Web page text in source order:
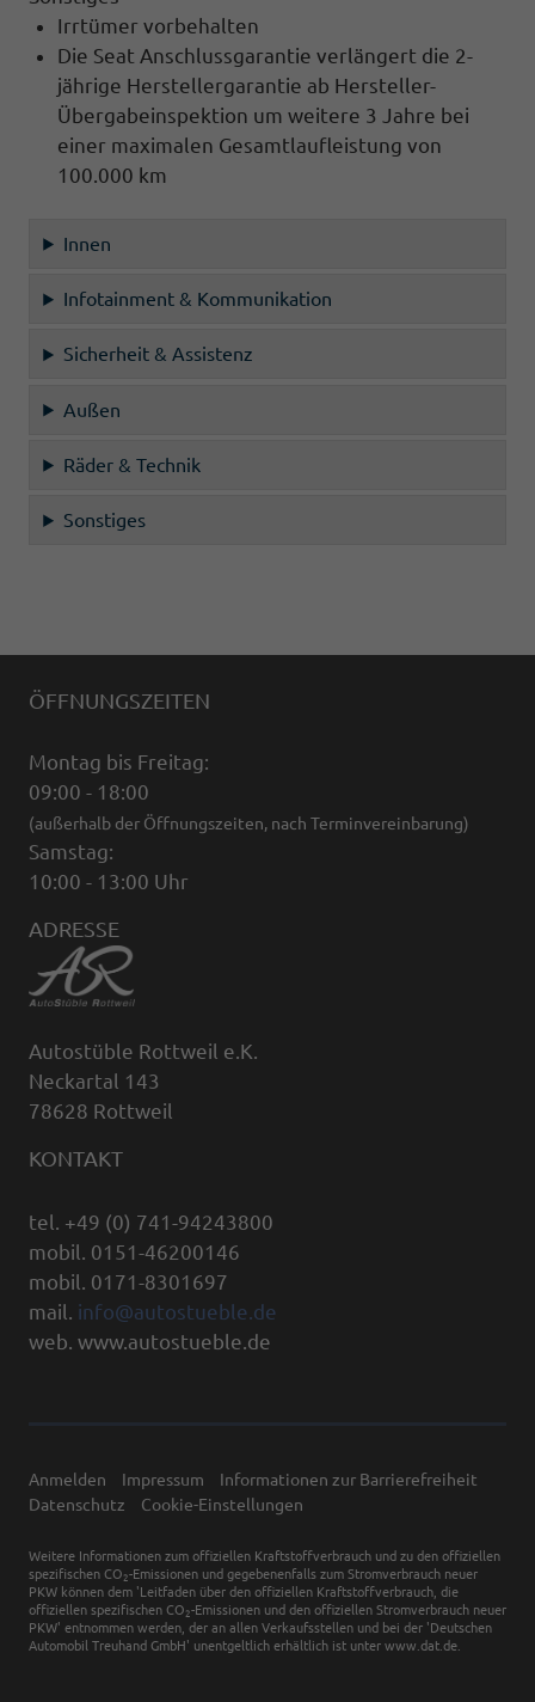
Irrtümer vorbehalten
Die Seat Anschlussgarantie verlängert die 2-
jährige Herstellergarantie ab Hersteller-
Übergabeinspektion um weitere 3 Jahre bei
einer maximalen Gesamtlaufleistung von
100.000 km
Innen
Infotainment & Kommunikation
Sicherheit & Assistenz
Außen
Räder & Technik
Sonstiges
ÖFFNUNGSZEITEN
Montag bis Freitag:
09:00 - 18:00
(außerhalb der Öffnungszeiten, nach Terminvereinbarung)
Samstag:
10:00 - 13:00 Uhr
ADRESSE
Autostüble Rottweil e.K.
Neckartal 143
78628 Rottweil
KONTAKT
tel. +49 (0) 741-94243800
mobil. 0151-46200146
mobil. 0171-8301697
mail. info@autostueble.de
web. www.autostueble.de
Anmelden Impressum
Informationen zur Barrierefreiheit
Datenschutz
Cookie-Einstellungen
Weitere Informationen zum offiziellen Kraftstoffverbrauch und zu den offiziellen
spezifischen CO 2-Emissionen und gegebenenfalls zum Stromverbrauch neuer
PKW können dem 'Leitfaden über den offiziellen Kraftstoffverbrauch, die
offiziellen spezifischen CO 2-Emissionen und den offiziellen Stromverbrauch neuer
PKW' entnommen werden, der an allen Verkaufsstellen und bei der 'Deutschen
Automobil Treuhand GmbH' unentgeltlich erhältlich ist unter www.dat.de.